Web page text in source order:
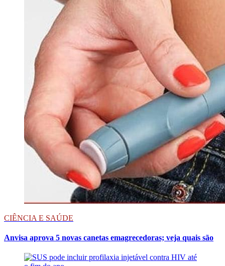
CIÊNCIA E SAÚDE
Anvisa aprova 5 novas canetas emagrecedoras; veja quais são